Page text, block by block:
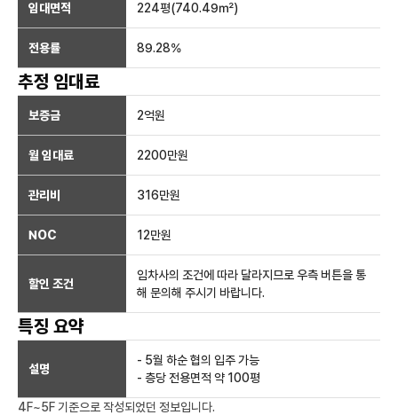
임대면적 224평(740.49㎡)
전용률 89.28%
추정 임대료
보증금 2억원
월 임대료 2200만원
관리비 316만원
NOC 12만원
할인 조건
임차사의 조건에 따라 달라지므로 우측 버튼을 통
해 문의해 주시기 바랍니다.
특징 요약
설명
- 5월 하순 협의 입주 가능
- 층당 전용면적 약 100평
4F~5F 기준으로 작성되었던 정보입니다.